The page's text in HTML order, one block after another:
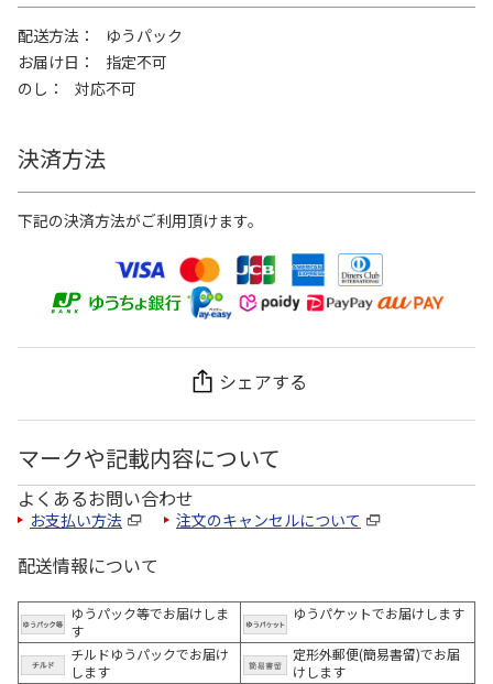
配送方法
ゆうパック
お届け日
指定不可
のし
対応不可
決済方法
下記の決済方法がご利用頂けます。
シェアする
マークや記載内容について
よくあるお問い合わせ
お支払い方法 注文のキャンセルについて
配送情報について
ゆうパック等でお届けしま
す
ゆうパケットでお届けします
チルドゆうパックでお届け
します
定形外郵便(簡易書留)でお届
けします